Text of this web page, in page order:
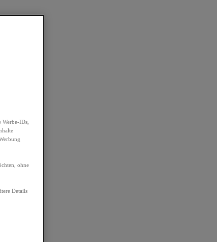
IDs,
ohne
Details